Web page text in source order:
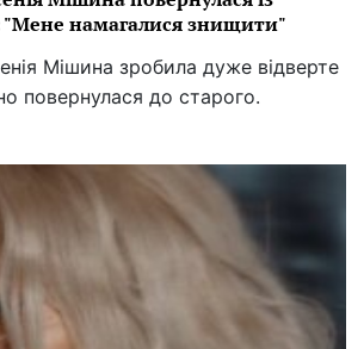
намагалися знищити"
Мішина зробила дуже відверте
повернулася до старого.